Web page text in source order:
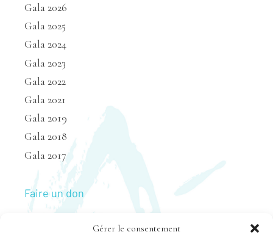
Gérer le consentement
Gala 2026
Gala 2025
Gala 2024
Gala 2023
Gala 2022
Gala 2021
Gala 2019
Gala 2018
Gala 2017
Faire un don